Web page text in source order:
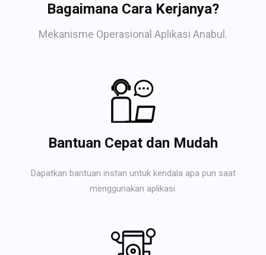
Bagaimana Cara Kerjanya?
Mekanisme Operasional Aplikasi Anabul.
Bantuan Cepat dan Mudah
Dapatkan bantuan instan untuk kendala apa pun saat
menggunakan aplikasi.